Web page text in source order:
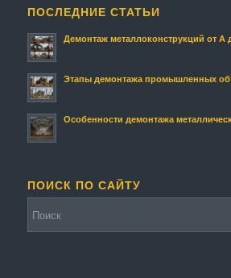
ПОСЛЕДНИЕ СТАТЬИ
Демонтаж металлоконструкций от А
Этапы демонтажа промышленных
Особенности демонтажа
ПОИСК ПО САЙТУ